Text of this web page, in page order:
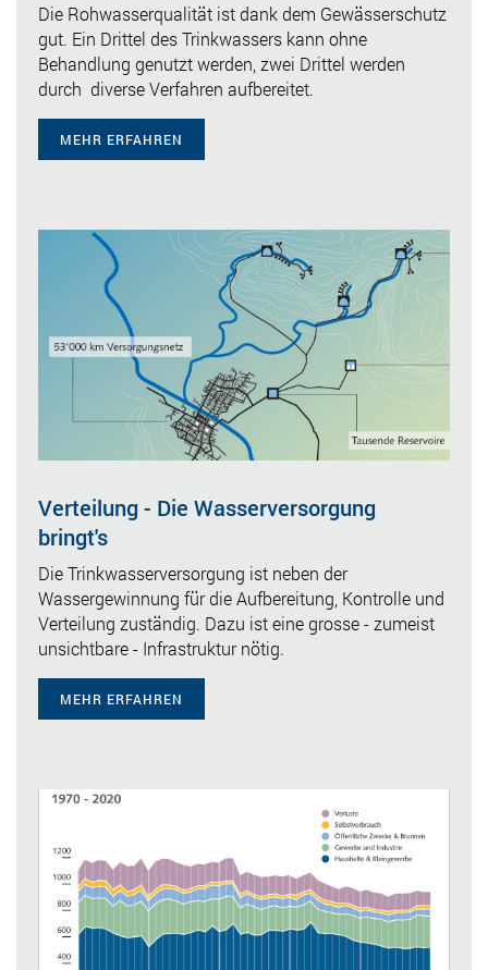
Die Rohwasserqualität ist dank dem Gewässerschutz
gut. Ein Drittel des Trinkwassers kann ohne
Behandlung genutzt werden, zwei Drittel werden
durch diverse Verfahren aufbereitet.
MEHR ERFAHREN
Verteilung - Die Wasserversorgung
bringt's
Die Trinkwasserversorgung ist neben der
Wassergewinnung für die Aufbereitung, Kontrolle und
Verteilung zuständig. Dazu ist eine grosse - zumeist
unsichtbare - Infrastruktur nötig.
MEHR ERFAHREN